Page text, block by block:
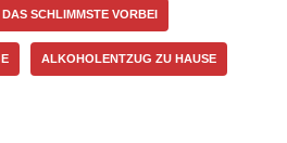
SCHLIMMSTE VORBEI
ALKOHOLENTZUG ZU HAUSE